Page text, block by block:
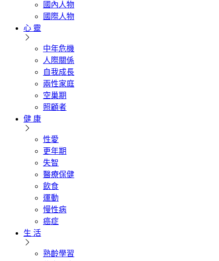
國內人物
國際人物
心 靈
中年危機
人際關係
自我成長
兩性家庭
空巢期
照顧者
健 康
性愛
更年期
失智
醫療保健
飲食
運動
慢性病
癌症
生 活
熟齡學習